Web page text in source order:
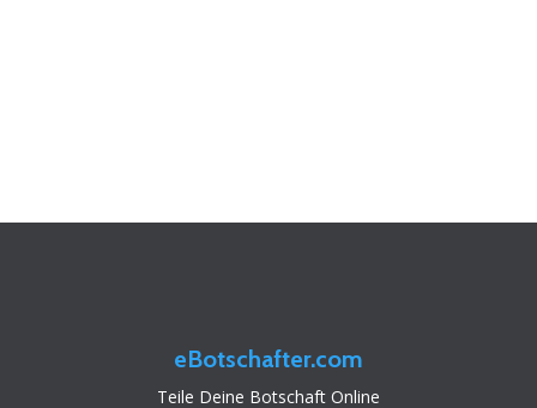
eBotschafter.com
Teile Deine Botschaft Online